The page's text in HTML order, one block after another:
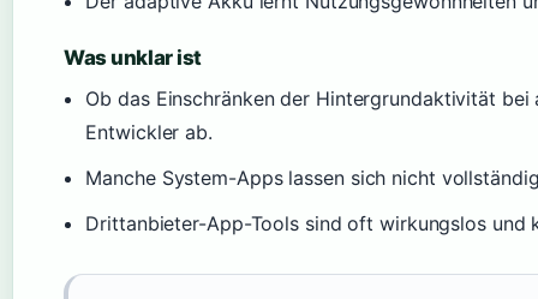
Was unklar ist
Ob das Einschränken der Hintergrundaktivität
Entwickler ab.
Manche System-Apps lassen sich nicht
Drittanbieter-App-Tools sind oft wirkungslos und